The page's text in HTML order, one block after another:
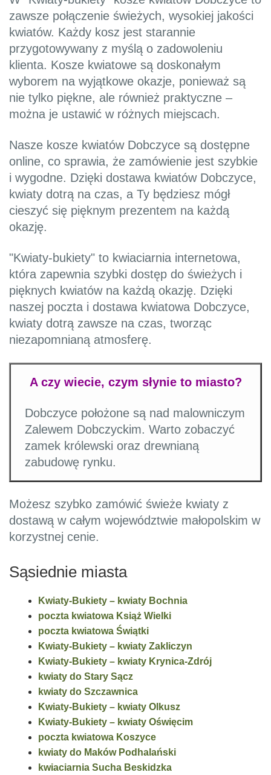
zawsze połączenie świeżych, wysokiej jakości
kwiatów. Każdy kosz jest starannie
przygotowywany z myślą o zadowoleniu
klienta. Kosze kwiatowe są doskonałym
wyborem na wyjątkowe okazje, ponieważ są
nie tylko piękne, ale również praktyczne –
można je ustawić w różnych miejscach.
Nasze kosze kwiatów Dobczyce są dostępne
online, co sprawia, że zamówienie jest szybkie
i wygodne. Dzięki dostawa kwiatów Dobczyce,
kwiaty dotrą na czas, a Ty będziesz mógł
cieszyć się pięknym prezentem na każdą
okazję.
"Kwiaty-bukiety" to kwiaciarnia internetowa,
która zapewnia szybki dostęp do świeżych i
pięknych kwiatów na każdą okazję. Dzięki
naszej poczta i dostawa kwiatowa Dobczyce,
kwiaty dotrą zawsze na czas, tworząc
niezapomnianą atmosferę.
A czy wiecie, czym słynie to miasto?
Dobczyce położone są nad malowniczym
Zalewem Dobczyckim. Warto zobaczyć
zamek królewski oraz drewnianą
zabudowę rynku.
Możesz szybko zamówić świeże kwiaty z
dostawą w całym województwie małopolskim w
korzystnej cenie.
Sąsiednie miasta
Kwiaty-Bukiety – kwiaty Bochnia
poczta kwiatowa Książ Wielki
poczta kwiatowa Świątki
Kwiaty-Bukiety – kwiaty Zakliczyn
Kwiaty-Bukiety – kwiaty Krynica-Zdrój
kwiaty do Stary Sącz
kwiaty do Szczawnica
Kwiaty-Bukiety – kwiaty Olkusz
Kwiaty-Bukiety – kwiaty Oświęcim
poczta kwiatowa Koszyce
kwiaty do Maków Podhalański
kwiaciarnia Sucha Beskidzka